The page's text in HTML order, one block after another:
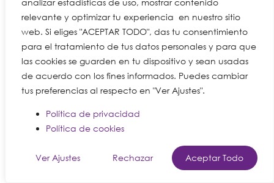
relevante y optimizar tu experiencia en nuestro sitio
web. Si eliges "ACEPTAR TODO", das tu consentimiento
para el tratamiento de tus datos personales y para que
las cookies se guarden en tu dispositivo y sean usadas
de acuerdo con los fines informados. Puedes cambiar
tus preferencias al respecto en "Ver Ajustes".
Política de privacidad
Política de cookies
Ver Ajustes Rechazar Aceptar Todo
Español de Colombia